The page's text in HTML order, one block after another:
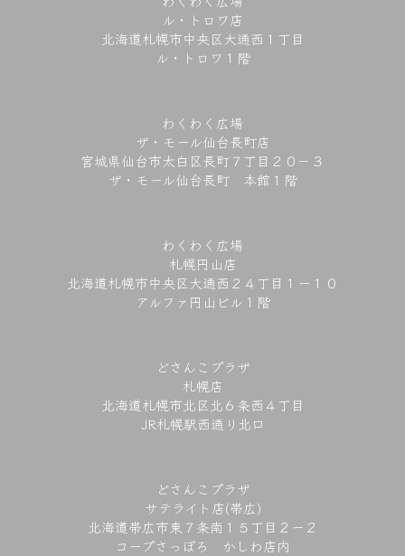
ル・トロワ店
北海道札幌市中央区大通西１丁目
ル・トロワ１階
わくわく広場
ザ・モール仙台長町店
宮城県仙台市太白区長町７丁目２０－３
ザ・モール仙台長町 本館１階
わくわく広場
札幌円山店
北海道札幌市中央区大通西２４丁目１ー１０
アルファ円山ビル１階
どさんこプラザ
札幌店
北海道札幌市北区北６条西４丁目
JR札幌駅西通り北口
どさんこプラザ
サテライト店(帯広)
北海道帯広市東７条南１５丁目２ー２
コープさっぽろ かしわ店内